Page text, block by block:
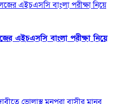
এইচএসসি বাংলা পরীক্ষা নিয়ে